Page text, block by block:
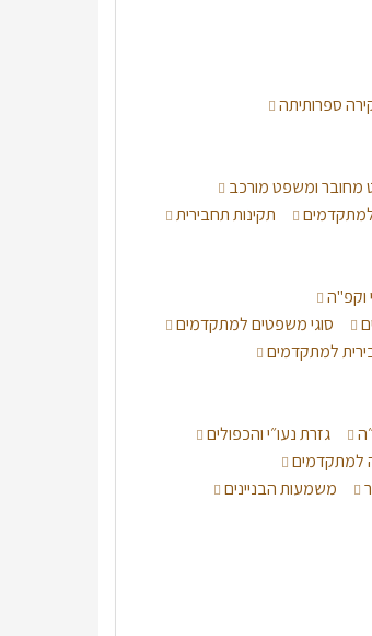
ספרותיתה
ומשפט מורכב
למתקדמים תקינות תחבירית
וקפ"ה
סוגי משפטים למתקדמים
למתקדמים
גזרת נעו״י והכפולים
למתקדמים
משמעות הבניינים